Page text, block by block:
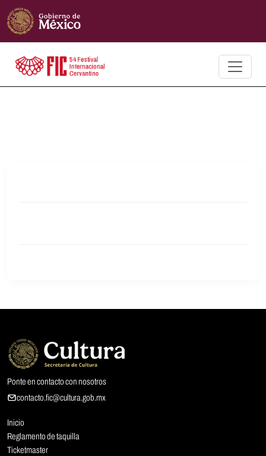
Ponte en contacto con nosotros
contacto.fic@cultura.gob.mx
Inicio
Reglamento de taquilla
Ticketmaster